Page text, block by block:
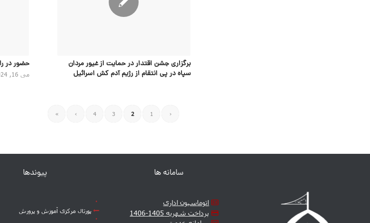
برگزاری جشن اقتدار در حمایت از غیور مردان
سپاه در پی انتقام از رژیم آدم کش اسرائیل
حضور در
می 16, 2024
‹
1
2
3
4
›
»
سامانه ها
اتوماسیون اداری
پرداخت شهریه 1405-1406
پیوندها
پورتال مرکزی آموزش و پرورش